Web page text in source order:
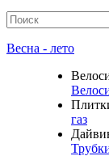
Весна - лето
газ